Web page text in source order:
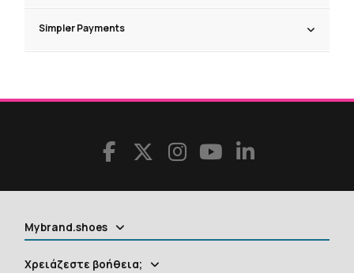
Simpler Payments
Mybrand.shoes
Χρειάζεστε βοήθεια;